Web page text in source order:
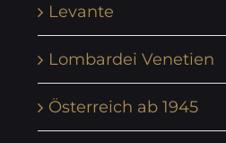
Levante
Lombardei Venetien
Österreich ab 1945